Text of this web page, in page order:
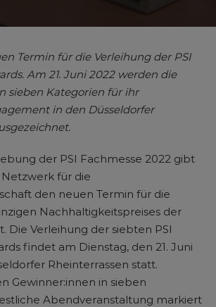
Termin für die Verleihung der PSI
Am 21. Juni 2022 werden die
sieben Kategorien für ihr
in den Düsseldorfer
der PSI Fachmesse 2022 gibt
für die
den neuen Termin für die
Nachhaltigkeitspreises der
Die Verleihung der siebten PSI
findet am Dienstag, den 21. Juni
Rheinterrassen statt.
Gewinner:innen in sieben
Abendveranstaltung markiert